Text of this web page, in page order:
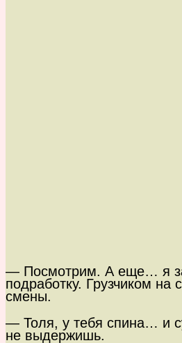
— Посмотрим. А еще… я
подработку. Грузчиком на
смены.
— Толя, у тебя спина… и
не выдержишь.